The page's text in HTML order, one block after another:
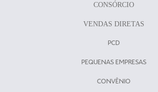
CONSÓRCIO
VENDAS DIRETAS
PCD
PEQUENAS EMPRESAS
CONVÊNIO